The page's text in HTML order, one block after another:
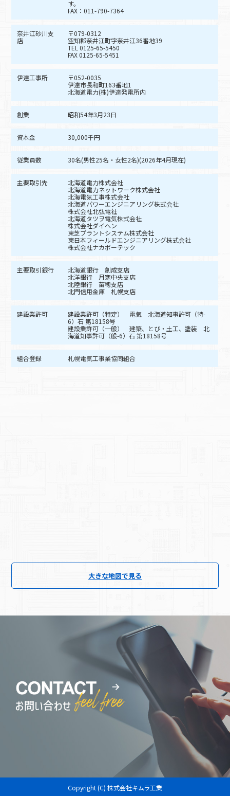
す。
FAX：011-790-7364
奈井江砂川支
店
〒079-0312
空知郡奈井江町字奈井江36番地39
TEL 0125-65-5450
FAX 0125-65-5451
伊達工事所
〒052-0035
伊達市長和町163番地1
北海道電力(株)伊達発電所内
創業 昭和54年3月23日
資本金 30,000千円
従業員数 30名(男性25名・女性2名)(2026年4月現在)
主要取引先
北海道電力株式会社
北海道電力ネットワーク株式会社
北海電気工事株式会社
北海道パワーエンジニアリング株式会社
株式会社北弘電社
北海道タツヲ電気株式会社
株式会社ダイヘン
東芝プラントシステム株式会社
東日本フィールドエンジニアリング株式会社
株式会社ナカボーテック
主要取引銀行
北海道銀行 創成支店
北洋銀行 月寒中央支店
北陸銀行 苗穂支店
北門信用金庫 札幌支店
建設業許可
建設業許可（特定） 電気 北海道知事許可（特-
6）石 第18158号
建設業許可（一般） 建築、とび・土工、塗装 北
海道知事許可（般-6）石 第18158号
組合登録 札幌電気工事業協同組合
大きな地図で見る
Copyright (C) 株式会社キムラ工業